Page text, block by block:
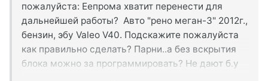
пожалуйста: Еепрома хватит перенести для
дальнейшей работы? Авто "рено меган-3" 2012г.,
бензин, эбу Valeo V40. Подскажите пожалуйста
как правильно сделать? Парни..а без вскрытия
блока можно за программировать? Не дают б.у